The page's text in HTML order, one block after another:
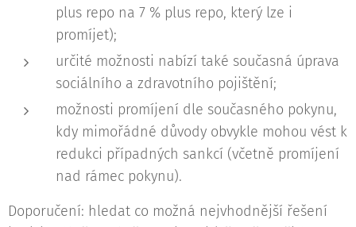
plus repo na 7 % plus repo, který lze i
promíjet);
určité možnosti nabízí také současná úprava
sociálního a zdravotního pojištění;
možnosti promíjení dle současného pokynu,
kdy mimořádné důvody obvykle mohou vést k
redukci případných sankcí (včetně promíjení
nad rámec pokynu).
Doporučení: hledat co možná nejvhodnější řešení